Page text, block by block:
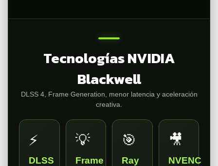
Tecnologías NVIDIA
Blackwell
DLSS 4, Frame Generation, menor latencia y aceleración
creativa.
⚡
DLSS
💡
Frame
🎯
Ray
🎥
NVENC